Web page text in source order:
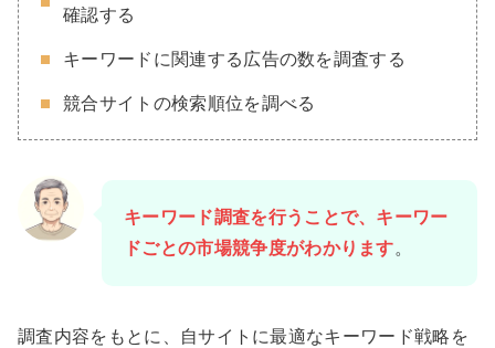
確認する
キーワードに関連する広告の数を調査する
競合サイトの検索順位を調べる
キーワード調査を行うことで、キーワー
ドごとの市場競争度がわかります。
調査内容をもとに、自サイトに最適なキーワード戦略を